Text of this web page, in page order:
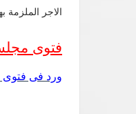
الاجر الملزمة
فتوى
ورد فى فتوى